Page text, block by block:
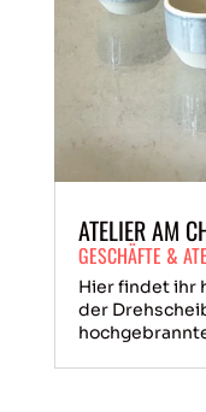
ATELIER AM
GESCHÄFTE &
Hier findet ihr
der